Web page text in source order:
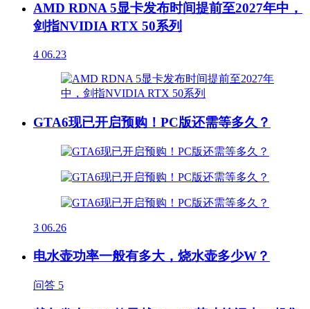
AMD RDNA 5显卡发布时间提前至2027年中，
剑指NVIDIA RTX 50系列
4 06.23
GTA6现已开启预购！PC版还需等多久？
3 06.26
电水壶功率一般有多大，烧水壶多少W？
问答 5